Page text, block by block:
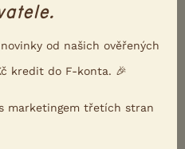
účtem 5.11.2018 11:35
že se naše fenka
od našich ověřených
kredit do F-konta. 🎉
marketingem třetích stran